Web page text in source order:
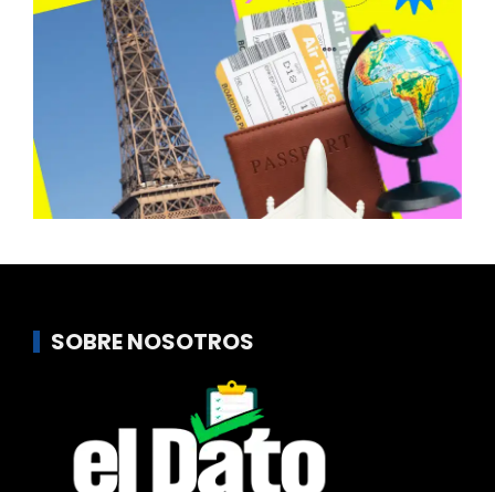
SOBRE NOSOTROS